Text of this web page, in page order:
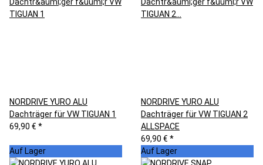
NORDRIVE YURO ALU
Dachträger für VW TIGUAN 1
69,90 € *
NORDRIVE YURO ALU
Dachträger für VW TIGUAN 2
ALLSPACE
69,90 € *
Auf Lager
Auf Lager